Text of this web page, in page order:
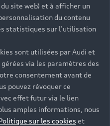
site web) et à afficher un
du contenu
statistiques sur l’utilisation
sont utilisées par Audi et
via les paramètres des
consentement avant de
pouvez révoquer ce
effet futur via le lien
amples informations, nous
sur les cookies et